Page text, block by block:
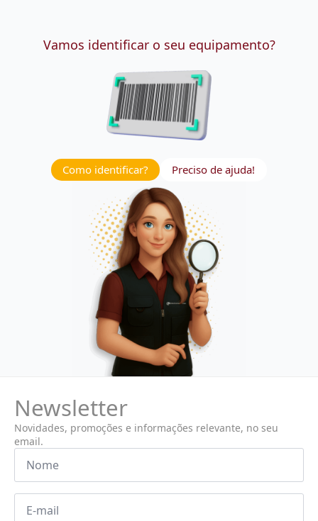
Vamos identificar o seu equipamento?
Como identificar? Preciso de ajuda!
Newsletter
Novidades, promoções e informações relevante, no seu
email.
Nome
Email